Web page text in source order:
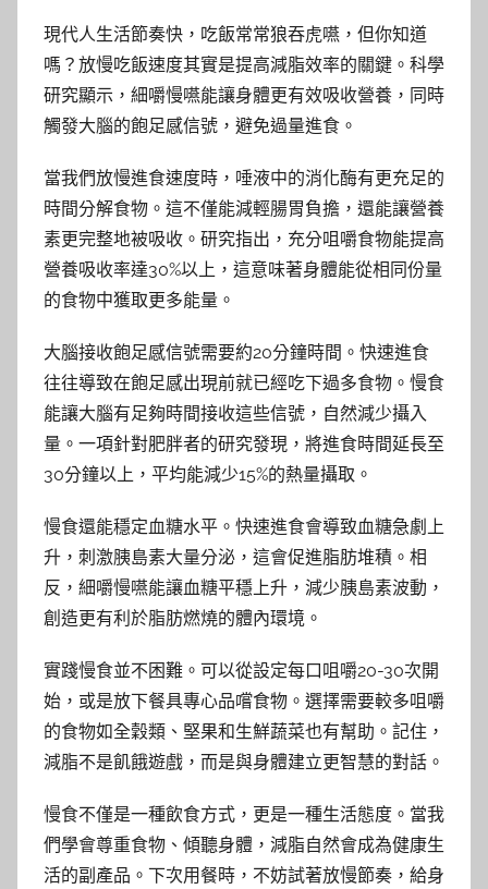
現代人生活節奏快，吃飯常常狼吞虎嚥，但你知道
嗎？放慢吃飯速度其實是提高減脂效率的關鍵。科學
研究顯示，細嚼慢嚥能讓身體更有效吸收營養，同時
觸發大腦的飽足感信號，避免過量進食。
當我們放慢進食速度時，唾液中的消化酶有更充足的
時間分解食物。這不僅能減輕腸胃負擔，還能讓營養
素更完整地被吸收。研究指出，充分咀嚼食物能提高
營養吸收率達30%以上，這意味著身體能從相同份量
的食物中獲取更多能量。
大腦接收飽足感信號需要約20分鐘時間。快速進食
往往導致在飽足感出現前就已經吃下過多食物。慢食
能讓大腦有足夠時間接收這些信號，自然減少攝入
量。一項針對肥胖者的研究發現，將進食時間延長至
30分鐘以上，平均能減少15%的熱量攝取。
慢食還能穩定血糖水平。快速進食會導致血糖急劇上
升，刺激胰島素大量分泌，這會促進脂肪堆積。相
反，細嚼慢嚥能讓血糖平穩上升，減少胰島素波動，
創造更有利於脂肪燃燒的體內環境。
實踐慢食並不困難。可以從設定每口咀嚼20-30次開
始，或是放下餐具專心品嚐食物。選擇需要較多咀嚼
的食物如全穀類、堅果和生鮮蔬菜也有幫助。記住，
減脂不是飢餓遊戲，而是與身體建立更智慧的對話。
慢食不僅是一種飲食方式，更是一種生活態度。當我
們學會尊重食物、傾聽身體，減脂自然會成為健康生
活的副產品。下次用餐時，不妨試著放慢節奏，給身